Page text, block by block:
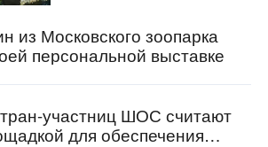
из Московского зоопарка
персональной выставке
участниц ШОС считают
для обеспечения